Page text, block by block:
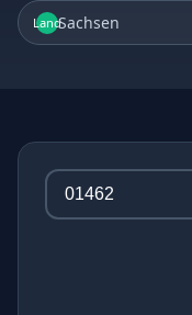
LandSachsen